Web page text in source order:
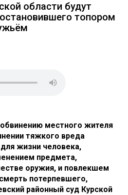
области будут
топором
местного жителя
тяжкого вреда
жизни человека,
предмета,
оружия, и повлекшем
потерпевшего,
районный суд Курской